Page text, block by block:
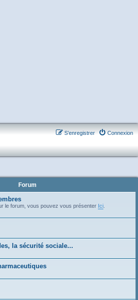
Connexion
S’enregistrer
Forum
le forum, vous pouvez vous présenter Ici
la sécurité sociale...